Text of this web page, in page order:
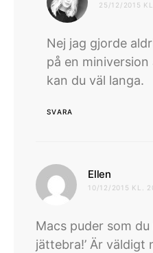
25/12/2015
Nej jag gjorde
på en
kan du väl langa.
SVARA
Ellen
10/12/2015 KL.
Macs puder som
jättebra!’ Är väldigt